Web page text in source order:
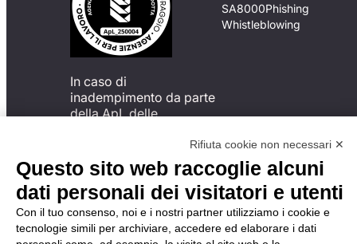
In caso di
inadempimento da parte
della ApL delle
del Codice di Condotta, è
possibile presentare un
reclamo
all’Organismo di
Monitoraggio utilizzando
una delle modalità
descritte al seguente
SA8000Phishing
Whistleblowing
Rifiuta cookie non necessari ✕
Questo sito web raccoglie alcuni
dati personali dei visitatori e utenti
Con il tuo consenso, noi e i nostri partner utilizziamo i cookie e
tecnologie simili per archiviare, accedere ed elaborare i dati